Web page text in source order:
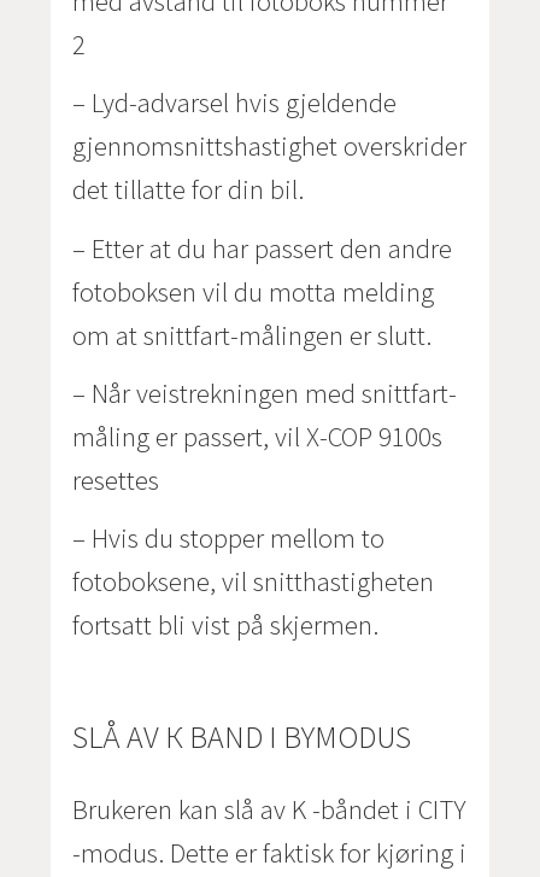
2
– Lyd-advarsel hvis gjeldende
gjennomsnittshastighet overskrider
det tillatte for din bil.
– Etter at du har passert den andre
fotoboksen vil du motta melding
om at snittfart-målingen er slutt.
– Når veistrekningen med snittfart-
måling er passert, vil Х-СОР 9100s
resettes
– Hvis du stopper mellom to
fotoboksene, vil snitthastigheten
fortsatt bli vist på skjermen.
SLÅ AV К BAND I BYMODUS
Brukeren kan slå av K -båndet i CITY
-modus. Dette er faktisk for kjøring i